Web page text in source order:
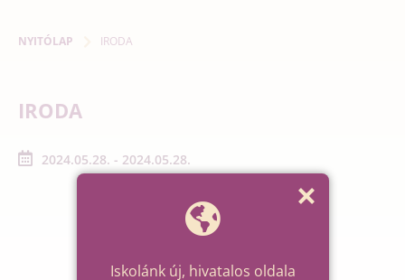
NYITÓLAP IRODA
IRODA
2024.05.28. - 2024.05.28.
Iskolánk új, hivatalos oldala